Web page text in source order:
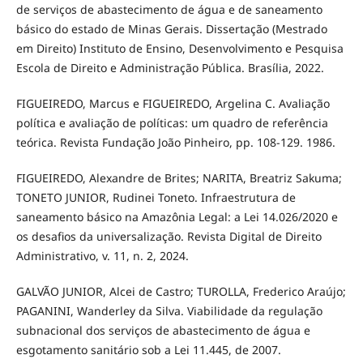
de serviços de abastecimento de água e de saneamento
básico do estado de Minas Gerais. Dissertação (Mestrado
em Direito) Instituto de Ensino, Desenvolvimento e Pesquisa
Escola de Direito e Administração Pública. Brasília, 2022.
FIGUEIREDO, Marcus e FIGUEIREDO, Argelina C. Avaliação
política e avaliação de políticas: um quadro de referência
teórica. Revista Fundação João Pinheiro, pp. 108-129. 1986.
FIGUEIREDO, Alexandre de Brites; NARITA, Breatriz Sakuma;
TONETO JUNIOR, Rudinei Toneto. Infraestrutura de
saneamento básico na Amazônia Legal: a Lei 14.026/2020 e
os desafios da universalização. Revista Digital de Direito
Administrativo, v. 11, n. 2, 2024.
GALVÃO JUNIOR, Alcei de Castro; TUROLLA, Frederico Araújo;
PAGANINI, Wanderley da Silva. Viabilidade da regulação
subnacional dos serviços de abastecimento de água e
esgotamento sanitário sob a Lei 11.445, de 2007.